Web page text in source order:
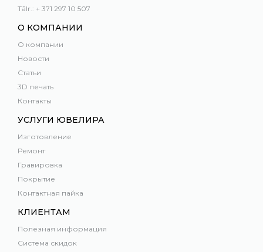
Tālr.: + 371 297 10 507
О КОМПАНИИ
О компании
Новости
Статьи
3D печать
Контакты
УСЛУГИ ЮВЕЛИРА
Изготовление
Ремонт
Гравировка
Покрытие
Контактная пайка
КЛИЕНТАМ
Полезная информация
Система скидок